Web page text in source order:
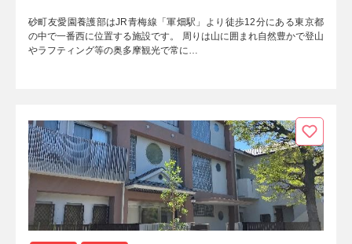
砂町友愛園養護部はJR青梅線「軍畑駅」より徒歩12分にある東京都
の中で一番西に位置する施設です。 周りは山に囲まれ自然豊かで登山
やラフティング等の奥多摩観光で常に…